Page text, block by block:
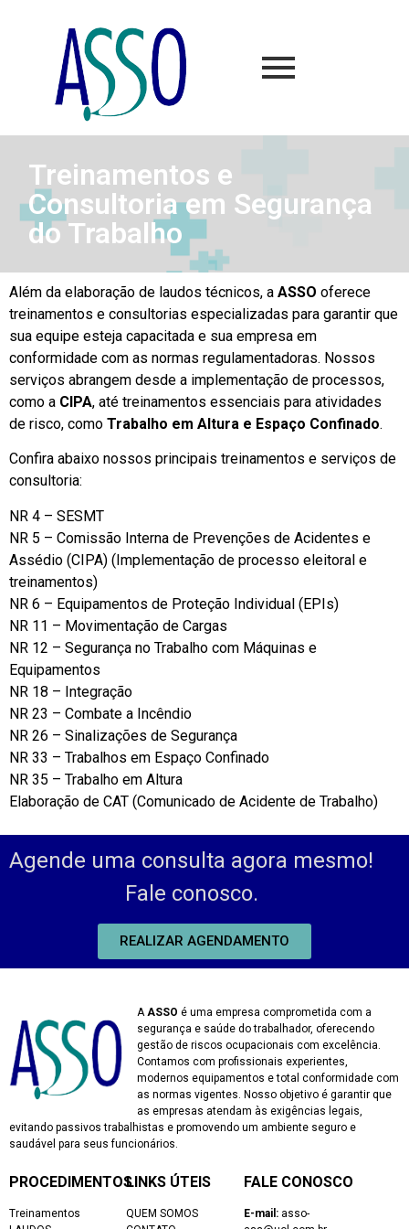
Treinamentos e
Consultoria em Segurança
do Trabalho
Além da elaboração de laudos técnicos, a ASSO oferece
treinamentos e consultorias especializadas para garantir que
sua equipe esteja capacitada e sua empresa em
conformidade com as normas regulamentadoras. Nossos
serviços abrangem desde a implementação de processos,
como a CIPA, até treinamentos essenciais para atividades
de risco, como Trabalho em Altura e Espaço Confinado.
Confira abaixo nossos principais treinamentos e serviços de
consultoria:
NR 4 – SESMT
NR 5 – Comissão Interna de Prevenções de Acidentes e
Assédio (CIPA) (Implementação de processo eleitoral e
treinamentos)
NR 6 – Equipamentos de Proteção Individual (EPIs)
NR 11 – Movimentação de Cargas
NR 12 – Segurança no Trabalho com Máquinas e
Equipamentos
NR 18 – Integração
NR 23 – Combate a Incêndio
NR 26 – Sinalizações de Segurança
NR 33 – Trabalhos em Espaço Confinado
NR 35 – Trabalho em Altura
Elaboração de CAT (Comunicado de Acidente de Trabalho)
Agende uma consulta agora mesmo!
Fale conosco.
REALIZAR AGENDAMENTO
AASSO é uma empresa comprometida com a
segurança e saúde do trabalhador, oferecendo
gestão de riscos ocupacionais com excelência.
Contamos com profissionais experientes,
modernos equipamentos e total conformidade com
as normas vigentes. Nosso objetivo é garantir que
as empresas atendam às exigências legais,
evitando passivos trabalhistas e promovendo um ambiente seguro e
saudável para seus funcionários.
PROCEDIMENTOS
Treinamentos
LINKS ÚTEIS
QUEM SOMOS
FALE CONOSCO
E-mail:asso-